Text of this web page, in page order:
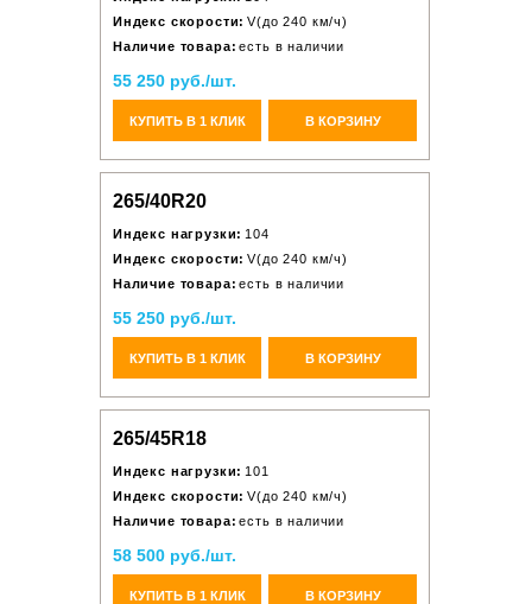
Индекс скорости: V(до 240 км/ч)
Наличие товара: есть в наличии
55 250 руб./шт.
КУПИТЬ В 1 КЛИК В КОРЗИНУ
265/40R20
Индекс нагрузки: 104
Индекс скорости: V(до 240 км/ч)
Наличие товара: есть в наличии
55 250 руб./шт.
КУПИТЬ В 1 КЛИК В КОРЗИНУ
265/45R18
Индекс нагрузки: 101
Индекс скорости: V(до 240 км/ч)
Наличие товара: есть в наличии
58 500 руб./шт.
КУПИТЬ В 1 КЛИК В КОРЗИНУ